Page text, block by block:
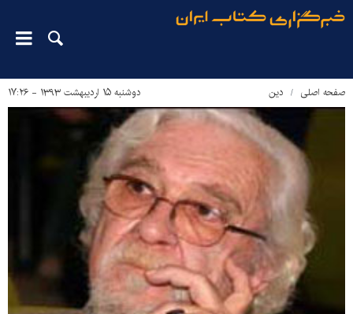
صفحه اصلی دین‌ دوشنبه ۱۵ اردیبهشت ۱۳۹۳ - ۱۷:۲۶